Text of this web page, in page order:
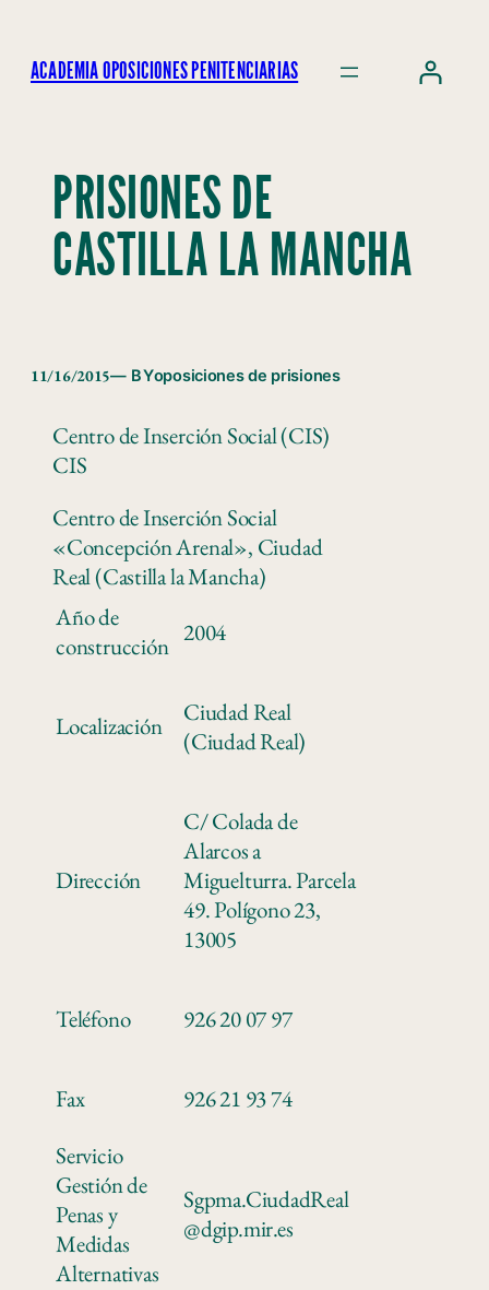
ACADEMIA OPOSICIONES PENITENCIARIAS
PRISIONES DE
CASTILLA LA MANCHA
11/16/2015— BYoposiciones de prisiones
Centro de Inserción Social (CIS)
CIS
Centro de Inserción Social
«Concepción Arenal», Ciudad
Real (Castilla la Mancha)
Año de
construcción 2004
Localización
Ciudad Real
(Ciudad Real)
Dirección
C/ Colada de
Alarcos a
Miguelturra. Parcela
49. Polígono 23,
13005
Teléfono 926 20 07 97
Fax
926 21 93 74
Servicio
Gestión de
Penas y
Medidas
Alternativas
Sgpma.CiudadReal
@dgip.mir.es